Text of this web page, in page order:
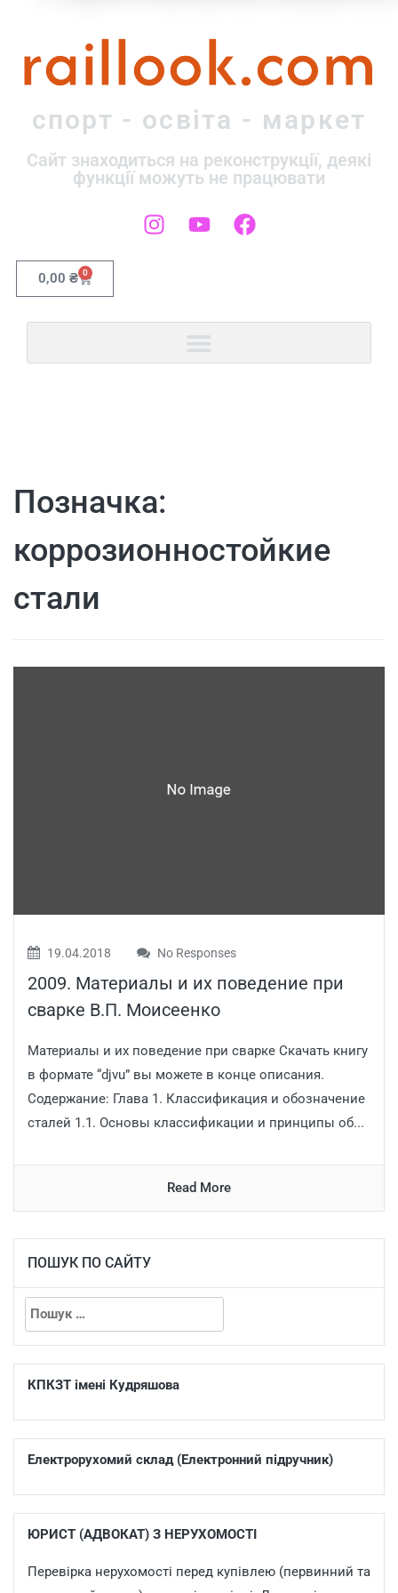
raillook.com
спорт - освіта - маркет
Сайт знаходиться на реконструкції, деякі
функції можуть не працювати
0,00 ₴ 0
Позначка:
коррозионностойкие
стали
19.04.2018 No Responses
2009. Материалы и их поведение при
сварке В.П. Моисеенко
Материалы и их поведение при сварке Скачать книгу
в формате “djvu” вы можете в конце описания.
Содержание: Глава 1. Классификация и обозначение
сталей 1.1. Основы классификации и принципы об...
Read More
ПОШУК ПО САЙТУ
КПКЗТ імені Кудряшова
Електрорухомий склад (Електронний підручник)
ЮРИСТ (АДВОКАТ) З НЕРУХОМОСТІ
Перевірка нерухомості перед купівлею (первинний та